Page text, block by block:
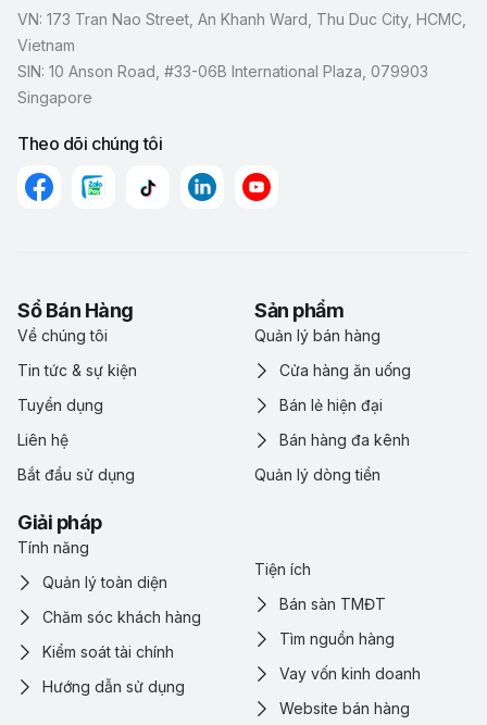
VN: 173 Tran Nao Street, An Khanh Ward, Thu Duc City, HCMC,
Vietnam
SIN: 10 Anson Road, #33-06B International Plaza, 079903
Singapore
Theo dõi chúng tôi
Sổ Bán Hàng
Về chúng tôi
Tin tức & sự kiện
Tuyển dụng
Liên hệ
Bắt đầu sử dụng
Sản phẩm
Quản lý bán hàng
Cửa hàng ăn uống
Bán lẻ hiện đại
Bán hàng đa kênh
Quản lý dòng tiền
Giải pháp
Tính năng
Quản lý toàn diện
Chăm sóc khách hàng
Kiểm soát tài chính
Hướng dẫn sử dụng
Tiện ích
Bán sàn TMĐT
Tìm nguồn hàng
Vay vốn kinh doanh
Website bán hàng